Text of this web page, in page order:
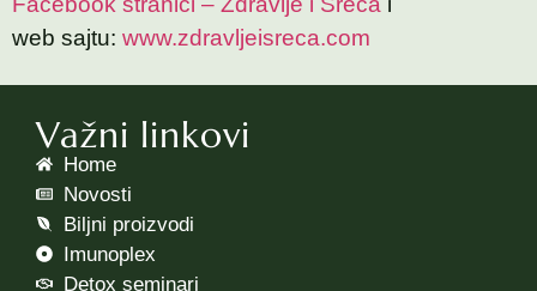
web sajtu: www.zdravljeisreca.com
Važni linkovi
Home
Novosti
Biljni proizvodi
Imunoplex
Detox seminari